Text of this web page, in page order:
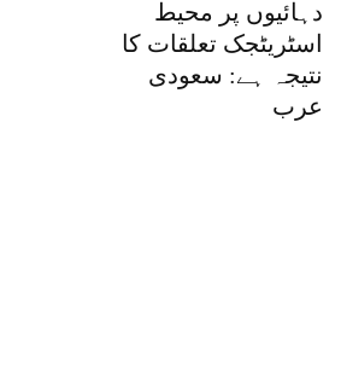
دہائیوں پر محیط
اسٹریٹجک تعلقات کا
نتیجہ ہے: سعودی
عرب